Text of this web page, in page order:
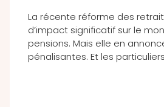
La récente réforme des
d’impact significatif sur le
pensions. Mais elle en
pénalisantes. Et les